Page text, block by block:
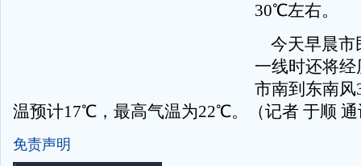
30℃左右。
今天早晨市
一线时还将
市南到东南
温预计17℃，最高气温为22℃。（记者 于顺
免责声明